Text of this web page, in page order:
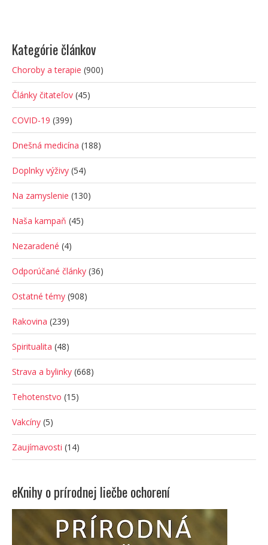
Kategórie článkov
Choroby a terapie (900)
Články čitateľov (45)
COVID-19 (399)
Dnešná medicína (188)
Doplnky výživy (54)
Na zamyslenie (130)
Naša kampaň (45)
Nezaradené (4)
Odporúčané články (36)
Ostatné témy (908)
Rakovina (239)
Spiritualita (48)
Strava a bylinky (668)
Tehotenstvo (15)
Vakcíny (5)
Zaujímavosti (14)
eKnihy o prírodnej liečbe ochorení